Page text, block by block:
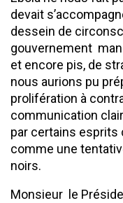
devait
dessein de
gouvernement
et encore pis, de
nous aurions pu
prolifération à
communication
par certains esprits
comme une
noirs.
Monsieur le